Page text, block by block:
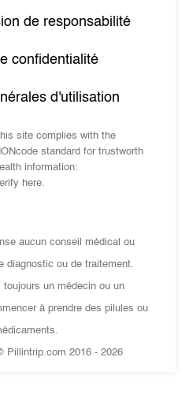
de responsabilité
confidentialité
d'utilisation
site complies with the
standard for trustworth
information:
here.
aucun conseil médical ou
diagnostic ou de traitement.
toujours un médecin ou un
à prendre des pilules ou
Pillintrip.com 2016 - 2026